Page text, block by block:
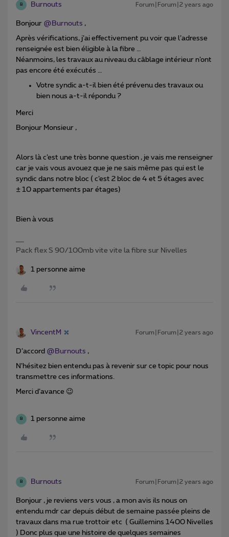
B Burnouts Forum|Forum|2 years ago
Bonjour @Burnouts ,
Après vérifications, j’ai effectivement pu voir que l’adresse
renseignée est bien éligible à la fibre …
Néanmoins, les travaux au niveau du câblage intérieur n’ont
pas encore été exécutés …
Votre syndic a-t-il bien été prévenu des travaux ou
bien nous a-t-il répondu ?
Merci
Bonjour Monsieur ,
Alors là c’est une très bonne question , je vais me renseigner
car je vais vous avouez que je ne sais même pas qui est le
syndic dans notre bloc ( c’est 2 bloc de 4 et 5 étages avec
± 10 appartements par étages)
Bien à vous
Pack flex S 90/100mb vite vite la fibre sur Nivelles
1 personne aime
VincentM Forum|Forum|2 years ago
D’accord @Burnouts ,
N’hésitez bien entendu pas à revenir sur ce topic pour nous
transmettre ces informations.
Merci d’avance 😉
B 1 personne aime
B Burnouts Forum|Forum|2 years ago
Bonjour , je reviens vers vous , a mon avis ils nous on
entendu mdr car depuis début de semaine passée pleins de
travaux dans ma rue trottoir etc ( Guillemins 1400 Nivelles
) Donc plus que une histoire de quelques semaines